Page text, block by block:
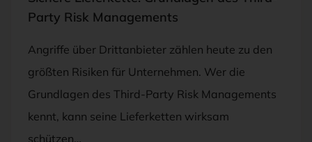
Party Risk Managements
Angriffe über Drittanbieter zählen heute zu den
größten Risiken für Unternehmen. Wer die
Grundlagen des Third-Party Risk Managements
kennt, kann seine Lieferketten wirksam
schützen…